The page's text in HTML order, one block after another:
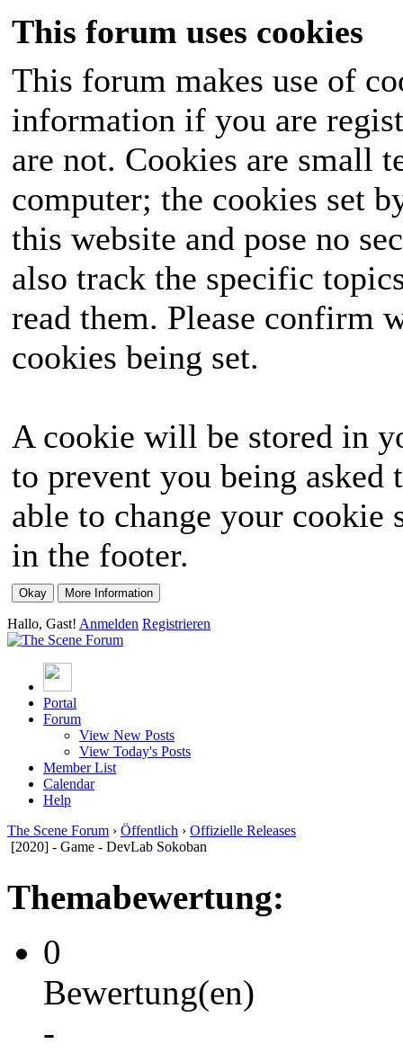
This forum uses cookies
This forum makes use of
information if you are
are not. Cookies are small
computer; the cookies set
this website and pose no
also track the specific
read them. Please confirm
cookies being set.
A cookie will be stored in
to prevent you being
able to change your
in the footer.
Hallo, Gast! Anmelden Registrieren
Portal
Forum
View New Posts
View Today's Posts
Member List
Calendar
Help
The Scene Forum › Öffentlich › Offizielle Releases
[2020] - Game - DevLab Sokoban
Themabewertung:
0
Bewertung(en)
-